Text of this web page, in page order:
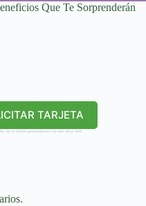
Que Te Sorprenderán
TARJETA
en el botón permanecerá en este sitio web.